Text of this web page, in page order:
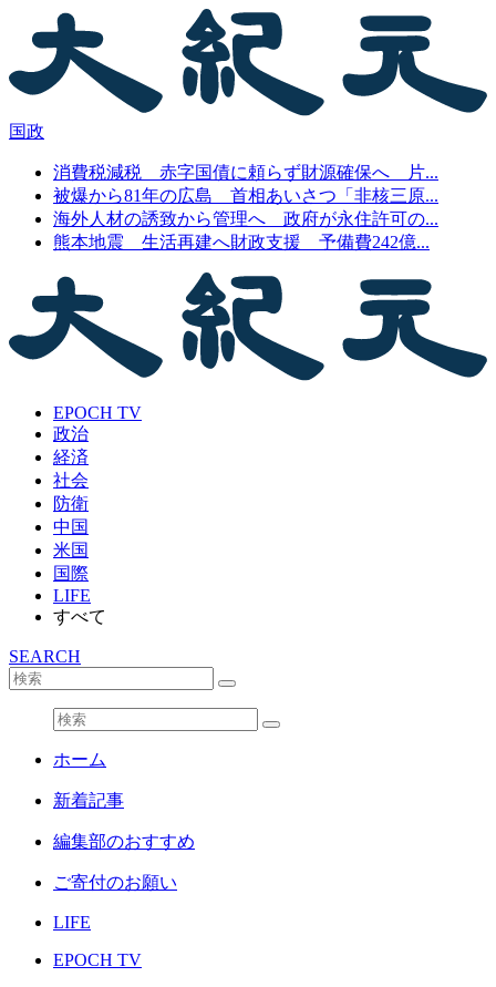
国政
消費税減税 赤字国債に頼らず財源確保へ 片...
被爆から81年の広島 首相あいさつ「非核三原...
海外人材の誘致から管理へ 政府が永住許可の...
熊本地震 生活再建へ財政支援 予備費242億...
EPOCH TV
政治
経済
社会
防衛
中国
米国
国際
LIFE
すべて
SEARCH
ホーム
新着記事
編集部のおすすめ
ご寄付のお願い
LIFE
EPOCH TV